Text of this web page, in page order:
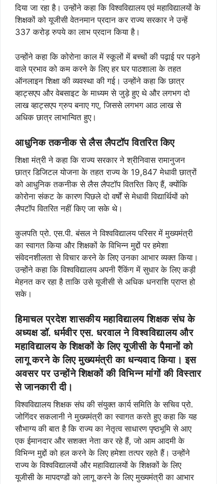
दिया जा रहा है। उन्होंने कहा कि विश्वविद्यालय एवं महाविद्यालयों के
शिक्षकों को यूजीसी वेतनमान प्रदान कर राज्य सरकार ने उन्हें
337 करोड़ रुपये का लाभ प्रदान किया है।
उन्होंने कहा कि कोरोना काल में स्कूलों में बच्चों की पढ़ाई पर पड़ने
वाले प्रभाव को कम करने के लिए हर घर पाठशाला के तहत
ऑनलाइन शिक्षा की व्यवस्था की गई। उन्होंने कहा कि छात्र
व्हाट्सएप और वेबसाइट के माध्यम से जुड़े हुए थे और लगभग दो
लाख व्हाट्सएप ग्रुप बनाए गए, जिससे लगभग आठ लाख से
अधिक छात्र लाभान्वित हुए।
आधुनिक तकनीक से लैस लैपटॉप वितरित किए
शिक्षा मंत्री ने कहा कि राज्य सरकार ने श्रीनिवास रामानुजन
छात्र डिजिटल योजना के तहत राज्य के 19,847 मेधावी छात्रों
को आधुनिक तकनीक से लैस लैपटॉप वितरित किए हैं, क्योंकि
कोरोना संकट के कारण पिछले दो वर्षों से मेधावी विद्यार्थियों को
लैपटॉप वितरित नहीं किए जा सके थे।
कुलपति प्रो. एस.पी. बंसल ने विश्वविद्यालय परिसर में मुख्यमंत्री
का स्वागत किया और शिक्षकों के विभिन्न मुद्दों पर हमेशा
संवेदनशीलता से विचार करने के लिए उनका आभार व्यक्त किया।
उन्होंने कहा कि विश्वविद्यालय अपनी रैंकिंग में सुधार के लिए कड़ी
मेहनत कर रहा है ताकि उसे यूजीसी से अधिक धनराशि प्राप्त हो
सके।
हिमाचल प्रदेश शासकीय महाविद्यालय शिक्षक संघ के
अध्यक्ष डॉ. धर्मवीर एस. धरवाल ने विश्वविद्यालय और
महाविद्यालय के शिक्षकों के लिए यूजीसी के पैमानों को
लागू करने के लिए मुख्यमंत्री का धन्यवाद किया। इस
अवसर पर उन्होंने शिक्षकों की विभिन्न मांगों की विस्तार
से जानकारी दी।
विश्वविद्यालय शिक्षक संघ की संयुक्त कार्य समिति के सचिव प्रो.
जोगिंदर सकलानी ने मुख्यमंत्री का स्वागत करते हुए कहा कि यह
सौभाग्य की बात है कि राज्य का नेतृत्व साधारण पृष्ठभूमि से आए
एक ईमानदार और सशक्त नेता कर रहे हैं, जो आम आदमी के
विभिन्न मुद्दों को हल करने के लिए हमेशा तत्पर रहते हैं। उन्होंने
राज्य के विश्वविद्यालयों और महाविद्यालयों के शिक्षकों के लिए
यूजीसी के मापदण्डों को लागू करने के लिए मुख्यमंत्री का आभार